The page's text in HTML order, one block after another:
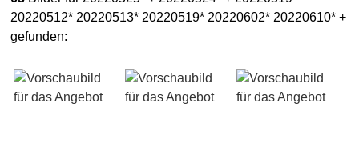
20220512* 20220513* 20220519* 20220602* 20220610* +
gefunden: